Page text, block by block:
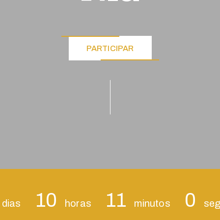
PARTICIPAR
10 horas 10 minutos 59